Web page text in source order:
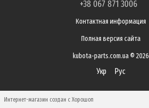
+38 067 871 3006
Контактная информация
Полная версия сайта
kubota-parts.com.ua © 2026
Укр Рус
Интернет-магазин создан с Хорошоп